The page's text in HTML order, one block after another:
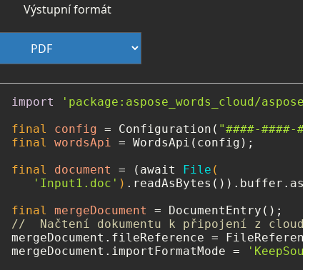
Výstupní formát
import
'package:aspose_words_cloud/
final
config = Configuration( "####-####-
final
wordsApi = WordsApi(config);
final
document = (await File (
'Input1.doc' )
final
mergeDocument =
//  Načtení dokumentu k připojení z
mergeDocument.fileReference =
mergeDocument.importFormatMode =